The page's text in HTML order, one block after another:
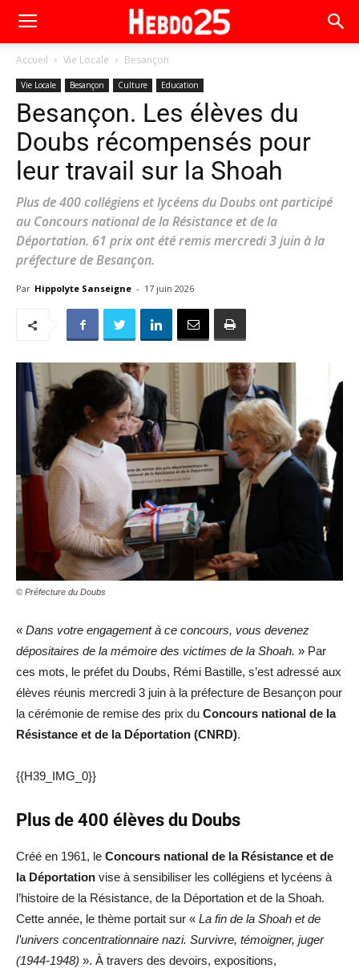
Accueil Vie Locale Besançon
Vie Locale Besançon Culture Education
Besançon. Les élèves du
Doubs récompensés pour
leur travail sur la Shoah
Plus de 400 collégiens et lycéens du Doubs ont participé
au Concours national de la Résistance et de la
Déportation. 61 prix ont été remis mercredi 3 juin à la
préfecture de Besançon.
Par Hippolyte Sanseigne - 17 juin 2026
© Préfecture du Doubs
« Dans votre engagement à ce concours, vous devenez
dépositaires de la mémoire des victimes de la Shoah. » Par
ces mots, le préfet du Doubs, Rémi Bastille, s’est adressé aux
élèves réunis mercredi 3 juin à la préfecture de Besançon pour
la cérémonie de remise des prix du Concours national de la
Résistance et de la Déportation (CNRD).
{{H39_IMG_0}}
Plus de 400 élèves du Doubs
Créé en 1961, le Concours national de la Résistance et de
la Déportation vise à sensibiliser les collégiens et lycéens à
l’histoire de la Résistance, de la Déportation et de la Shoah.
Cette année, le thème portait sur « La fin de la Shoah et de
l’univers concentrationnaire nazi. Survivre, témoigner, juger
(1944-1948) ». À travers des devoirs, expositions,